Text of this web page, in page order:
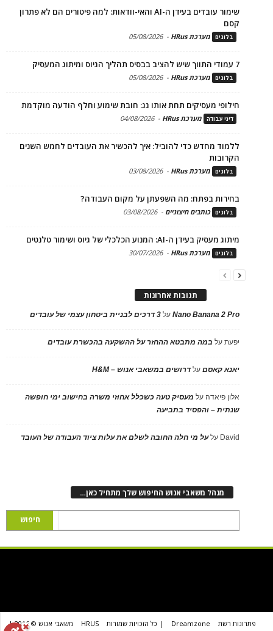
שימור עובדים בעידן ה-AI והאי-וודאות: למה פיטורים הם לא פתרון
קסם
בלוגים מערכת HRus -
05/08/2026
7 עמודי התווך שיש להציב בבסיס תהליך הגיוס ומיתוג המעסיק
בלוגים מערכת HRus -
05/08/2026
חילופי מעסיקים תחת אותו גג: חובת שימוע וחלף הודעה מוקדמת
דיני עבודה מערכת HRus -
04/08/2026
ללמוד מחדש כדי להוביל: איך להכשיר את העובדים לחמש השנים
הקרובות
בלוגים מערכת HRus -
03/08/2026
בחירות בפתח: מה השפעתן על מקום העבודה?
בלוגים כותבים חיצוניים -
03/08/2026
מיתוג מעסיק בעידן ה-AI: המנוע הכלכלי של גיוס ושימור טלנטים
בלוגים מערכת HRus -
30/07/2026
תגובות אחרונות
Nano Banana 2 Proעל 3 דרכים לבניית ביטחון עצמי של עובדים
יפעתעל במה מתבטא ההחזר על ההשקעה בהכשרת עובדים
יאנא קאסםעלדרושים במשאבי אנוש – H&M
אלון פיאדה על מעסיק טעה כשכלל אחוזי משרה בחישוב ימי חופשה
שנתית – והפסיד בתביעה
David עלעל מי חלה החובה לשלם את עלות ציוד העבודה של העובד
מנהל משאבי אנוש החיפוש שלך מתחיל כאן…
פתרונות רשת Dreamzone | כל הזכויות שמורות HRUS
משאבי אנוש © 2016 |